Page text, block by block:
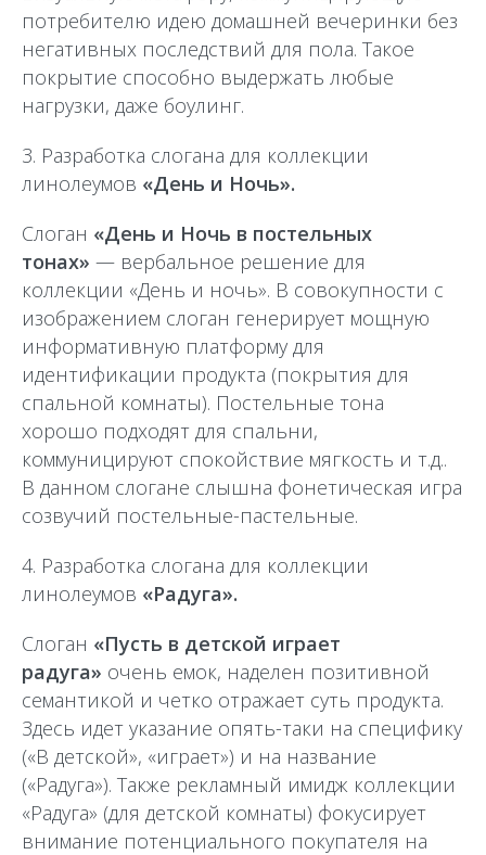
потребителю идею домашней вечеринки без
негативных последствий для пола. Такое
покрытие способно выдержать любые
нагрузки, даже боулинг.
3. Разработка слогана для коллекции
линолеумов «День и Ночь».
Слоган «День и Ночь в постельных
тонах» — вербальное решение для
коллекции «День и ночь». В совокупности с
изображением слоган генерирует мощную
информативную платформу для
идентификации продукта (покрытия для
спальной комнаты). Постельные тона
хорошо подходят для спальни,
коммуницируют спокойствие мягкость и т.д..
В данном слогане слышна фонетическая игра
созвучий постельные-пастельные.
4. Разработка слогана для коллекции
линолеумов «Радуга».
Слоган «Пусть в детской играет
радуга» очень емок, наделен позитивной
семантикой и четко отражает суть продукта.
Здесь идет указание опять-таки на специфику
(«В детской», «играет») и на название
(«Радуга»). Также рекламный имидж коллекции
«Радуга» (для детской комнаты) фокусирует
внимание потенциального покупателя на